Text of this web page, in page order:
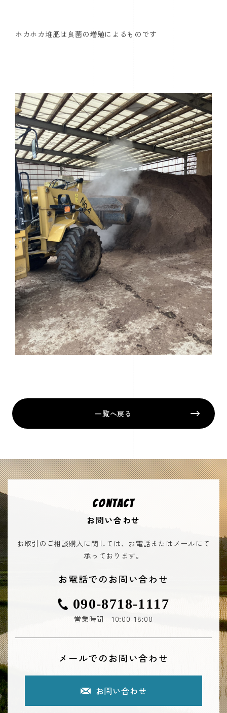
ホカホカ堆肥は良菌の増殖によるものです
一覧へ戻る
CONTACT
お問い合わせ
お取引のご相談購入に関しては、お電話またはメールにて
承っております。
お電話でのお問い合わせ
090-8718-1117
営業時間 10:00-18:00
メールでのお問い合わせ
お問い合わせ